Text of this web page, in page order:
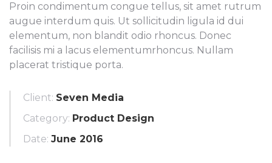
Proin condimentum congue tellus, sit amet rutrum
augue interdum quis. Ut sollicitudin ligula id dui
elementum, non blandit odio rhoncus. Donec
facilisis mi a lacus elementumrhoncus. Nullam
placerat tristique porta.
Client: Seven Media
Category: Product Design
Date: June 2016